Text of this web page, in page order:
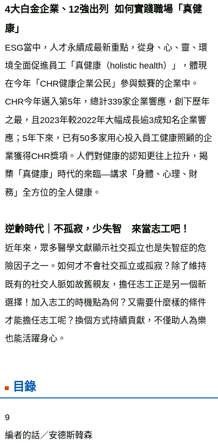
4大白金企業、12強出列 如何實踐職場「真健
康」
ESG當中，人才永續成最新重點，從身、心、靈、環
境全面促進員工「真健康（holistic health）」，體現
在今年「CHR健康企業公民」參與競賽的企業中。
CHR今年邁入第5年，總計339家企業響應，創下歷年
之最，且2023年較2022年大幅成長逾3成知名企業響
應；5年下來，已有50多家用心投入員工健康照顧的企
業獲得CHR獎項。人們對健康的認知更往上拉升，揭
櫫「真健康」時代的來臨—講求「身體、心理、財
務」全方位的全人健康。
逆齡時代｜不孤寂，少失智 來當志工吧！
近年來，眾多醫學文獻顯示社交孤立也是失智症的危
險因子之一。如何才不會社交孤立或孤寂？除了維持
既有的社交人脈如故舊親友，擔任志工正是另一個新
選擇！加入志工的時機點為何？又需要什麼樣的條件
才能擔任志工呢？換個方式持續貢獻，不僅助人為樂
也能活躍身心。
目錄
9
編者的話／安德斯韓森